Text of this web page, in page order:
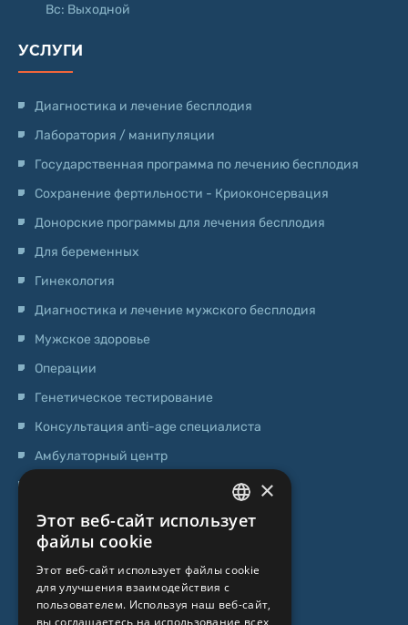
Вс: Выходной
УСЛУГИ
Диагностика и лечение бесплодия
Лаборатория / манипуляции
Государственная программа по лечению бесплодия
Сохранение фертильности - Криоконсервация
Донорские программы для лечения бесплодия
Для беременных
Гинекология
Диагностика и лечение мужского бесплодия
Мужское здоровье
Операции
Генетическое тестирование
Консультация anti-age специалиста
Амбулаторный центр
О НАС
О клинике
LATVIAN
RUSSIAN
LITHUANIAN
×
Этот веб-сайт использует
файлы cookie
Этот веб-сайт использует файлы cookie
для улучшения взаимодействия с
пользователем. Используя наш веб-сайт,
вы соглашаетесь на использование всех